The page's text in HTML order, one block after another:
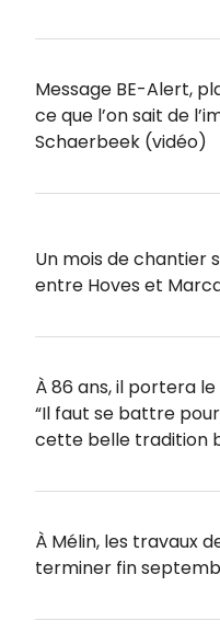
Message BE-Alert,
ce que l’on sait de
Schaerbeek (vidéo)
Un mois de chantier
entre Hoves et
À 86 ans, il portera
“Il faut se battre
cette belle tradition
À Mélin, les travaux
terminer fin